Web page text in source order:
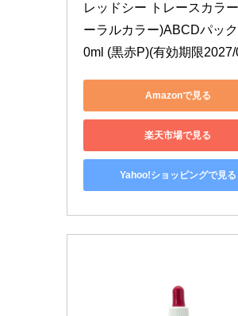
レッドシー トレースカラ
ーラルカラー)ABCDパッ
0ml (黒赤P)(有効期限
Amazonで見る
楽天市場で見る
Yahoo!ショッピングで見る